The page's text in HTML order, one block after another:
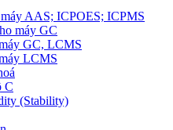
AAS; ICPOES; ICPMS
máy GC
GC, LCMS
LCMS
C
(Stability)